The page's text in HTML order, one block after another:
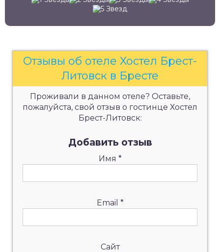
Отзывы об отеле Хостел Брест-
Литовск в Бресте
Проживали в данном отеле? Оставьте,
пожалуйста, свой отзыв о гостинце Хостел
Брест-Литовск:
Добавить отзыв
Имя *
Email *
Сайт